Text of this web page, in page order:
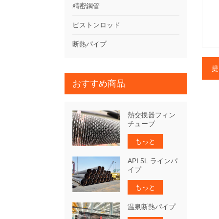
精密鋼管
ピストンロッド
断熱パイプ
おすすめ商品
熱交換器フィン
チューブ
もっと
API 5L ラインパ
イプ
もっと
温泉断熱パイプ